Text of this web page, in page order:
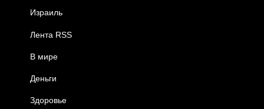
Израиль
Лента RSS
В мире
Деньги
Здоровье